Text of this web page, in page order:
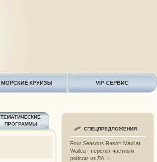
МОРСКИЕ КРУИЗЫ VIP-СЕРВИС
ТЕМАТИЧЕСКИЕ
ПРОГРАММЫ
СПЕЦПРЕДЛОЖЕНИЯ
Four Seasons Resort Maui at
Wailea - перелет частным
рейсом из ЛА.